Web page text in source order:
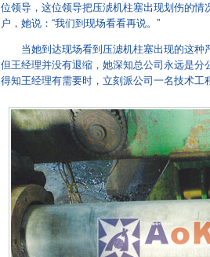
位领导，这位领导把压淲机柱塞出现划伤的
户，她说：“我们到现场看看再说。”
当她到达现场看到压滤机柱塞出现的这种
但王经理并没有退缩，她深知总公司永远是
得知王经理有需要时，立刻派公司一名技术工